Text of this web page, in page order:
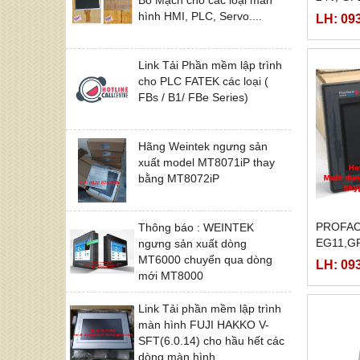
hình HMI, PLC, Servo....
Link Tải Phần mềm lập trình
cho PLC FATEK các loại (
FBs / B1/ FBe Series)
Hãng Weintek ngưng sản
xuất model MT8071iP thay
bằng MT8072iP
Thông báo : WEINTEK
ngưng sản xuất dòng
MT6000 chuyển qua dòng
mới MT8000
Link Tải phần mềm lập trình
màn hình FUJI HAKKO V-
SFT(6.0.14) cho hầu hết các
dòng màn hình
GP250-
LH:
LH: